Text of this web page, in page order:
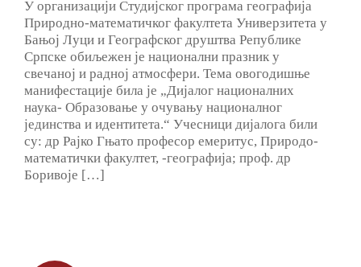
У организацији Студијског програма географија
Природно-математичког факултета Универзитета у
Бањој Луци и Географског друштва Републике
Српске обиљежен је национални празник у
свечаној и радној атмосфери. Тема овогодишње
манифестације била је „Дијалог националних
наука- Образовање у очувању националног
јединства и идентитета.“ Учесници дијалога били
су: др Рајко Гњато професор емеритус, Природо-
математички факултет, -географија; проф. др
Боривоје […]